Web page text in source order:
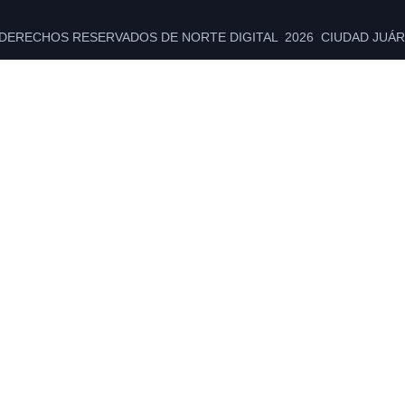
RESERVADOS DE NORTE DIGITAL 2026 CIUDAD